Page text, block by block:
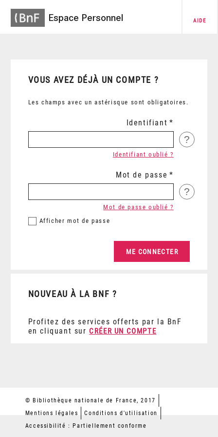
Espace Personnel AIDE
VOUS AVEZ DÉJÀ UN COMPTE ?
Les champs avec un astérisque sont obligatoires.
Identifiant
?
Identifiant oublié ?
Mot de passe
?
Afficher mot de passe
Mot de passe oublié ?
NOUVEAU À LA BNF ?
Profitez des services offerts par la BnF
en cliquant sur CRÉER UN COMPTE
© Bibliothèque nationale de France, 2017
Mentions légales
Conditions d'utilisation
Accessibilité : Partiellement conforme